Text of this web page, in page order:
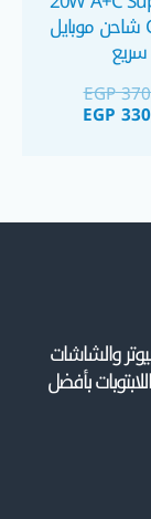
Charger شاحن موبايل
سريع
EGP
EGP
والشاشات
بأفضل